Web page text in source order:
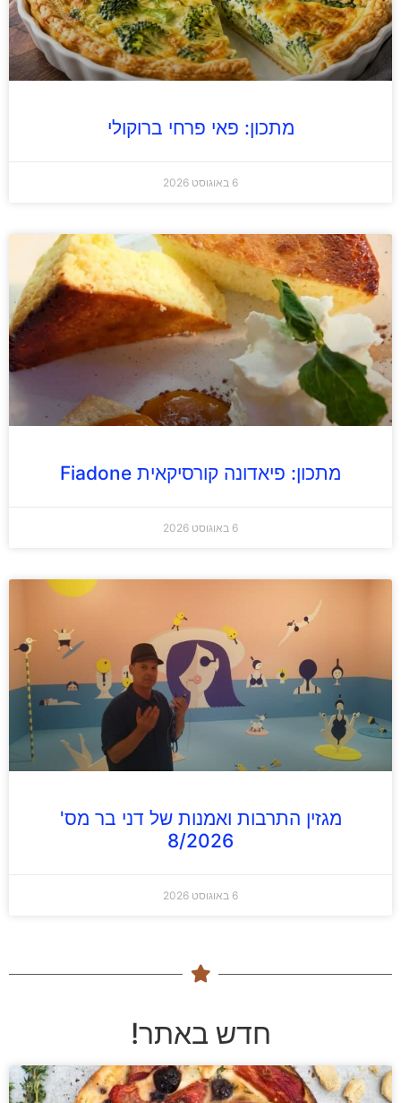
מתכון: פאי פרחי ברוקולי
6 באוגוסט 2026
מתכון: פיאדונה קורסיקאית Fiadone
6 באוגוסט 2026
מגזין התרבות ואמנות של דני בר מס'
8/2026
6 באוגוסט 2026
חדש באתר!